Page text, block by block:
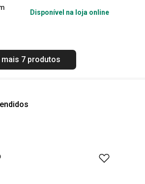
Disponível na loja online
mais 7 produtos